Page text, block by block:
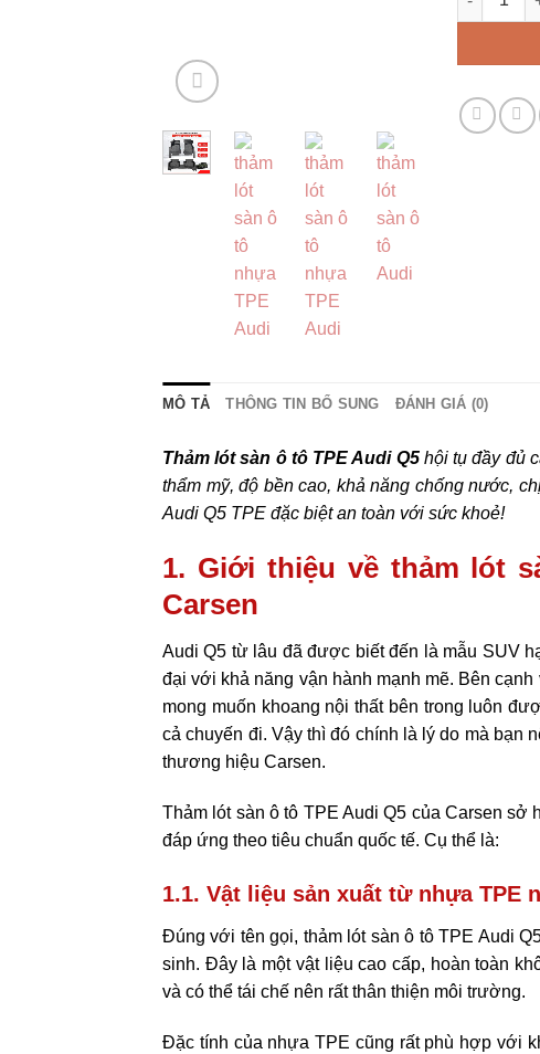
MÔ TẢ THÔNG TIN BỔ SUNG ĐÁNH GIÁ (0)
Thảm lót sàn ô tô TPE Audi Q5 hội tụ đầy đủ
thẩm mỹ, độ bền cao, khả năng chống nước,
Audi Q5 TPE đặc biệt an toàn với sức khoẻ!
1. Giới thiệu về thảm lót
Carsen
Audi Q5 từ lâu đã được biết đến là mẫu SUV
đại với khả năng vận hành mạnh mẽ. Bên
mong muốn khoang nội thất bên trong luôn
cả chuyến đi. Vậy thì đó chính là lý do mà bạn
thương hiệu Carsen.
Thảm lót sàn ô tô TPE Audi Q5 của Carsen
đáp ứng theo tiêu chuẩn quốc tế. Cụ thể là:
1.1. Vật liệu sản xuất từ nhựa TPE
Đúng với tên gọi, thảm lót sàn ô tô TPE Audi
sinh. Đây là một vật liệu cao cấp, hoàn toàn
và có thể tái chế nên rất thân thiện môi trường.
Đặc tính của nhựa TPE cũng rất phù hợp với